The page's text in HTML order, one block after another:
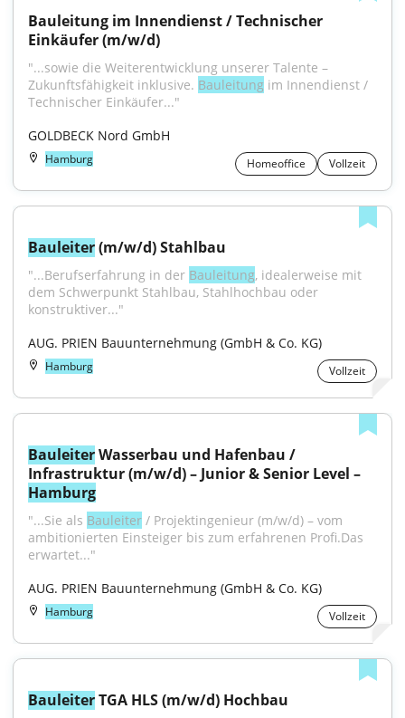
Bauleitung im Innendienst / Technischer
Einkäufer (m/w/d)
"...sowie die Weiterentwicklung unserer Talente –
Zukunftsfähigkeit inklusive. Bauleitung im Innendienst /
Technischer Einkäufer..."
GOLDBECK Nord GmbH
Hamburg Homeoffice Vollzeit
Bauleiter (m/w/d) Stahlbau
"...Berufserfahrung in der Bauleitung, idealerweise mit
dem Schwerpunkt Stahlbau, Stahlhochbau oder
konstruktiver..."
AUG. PRIEN Bauunternehmung (GmbH & Co. KG)
Hamburg Vollzeit
Bauleiter Wasserbau und Hafenbau /
Hamburg
"...Sie als Bauleiter / Projektingenieur (m/w/d) – vom
ambitionierten Einsteiger bis zum erfahrenen Profi.Das
erwartet..."
AUG. PRIEN Bauunternehmung (GmbH & Co. KG)
Hamburg Vollzeit
Bauleiter TGA HLS (m/w/d) Hochbau